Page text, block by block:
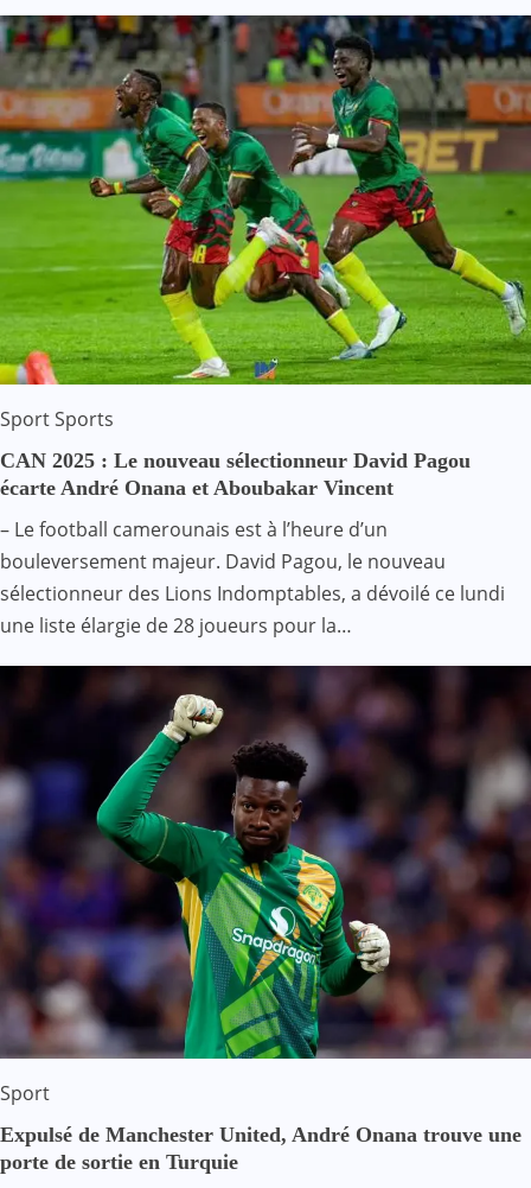
SportSports
CAN 2025 : Le nouveau sélectionneur David Pagou
écarte André Onana et Aboubakar Vincent
– Le football camerounais est à l’heure d’un
bouleversement majeur. David Pagou, le nouveau
sélectionneur des Lions Indomptables, a dévoilé ce lundi
une liste élargie de 28 joueurs pour la…
Sport
Expulsé de Manchester United, André Onana trouve une
porte de sortie en Turquie